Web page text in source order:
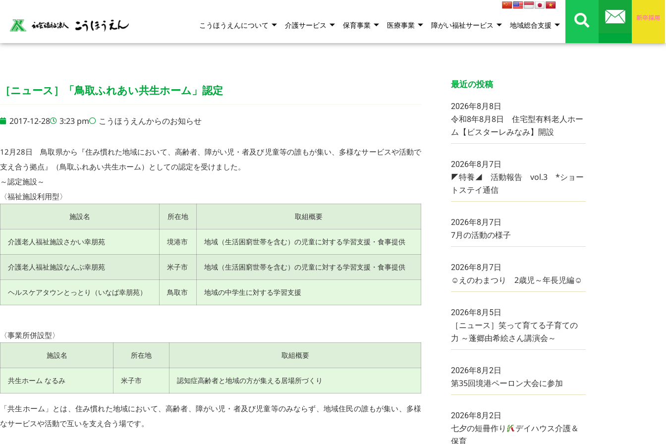
こうほうえんについて 介護サービス 保育事業 医療事業 障がい福祉サービス 地域総合支援
［ニュース］「鳥取ふれあい共生ホーム」認定
2017-12-28 3:23 pm こうほうえんからのお知らせ
12月28日 鳥取県から『住み慣れた地域において、高齢者、障がい児・者及び児童等の誰もが集い、多様なサービスや活動で
支え合う拠点』（鳥取ふれあい共生ホーム）としての認定を受けました。
～認定施設～
〈福祉施設利用型〉
施設名 所在地 取組概要
介護老人福祉施設さかい幸朋苑 境港市 地域（生活困窮世帯を含む）の児童に対する学習支援・食事提供
介護老人福祉施設なんぶ幸朋苑 米子市 地域（生活困窮世帯を含む）の児童に対する学習支援・食事提供
ヘルスケアタウンとっとり（いなば幸朋苑） 鳥取市 地域の中学生に対する学習支援
〈事業所併設型〉
施設名 所在地 取組概要
共生ホーム なるみ 米子市 認知症高齢者と地域の方が集える居場所づくり
「共生ホーム」とは、住み慣れた地域において、高齢者、障がい児・者及び児童等のみならず、地域住民の誰もが集い、多様
なサービスや活動で互いを支え合う場です。
最近の投稿
2026年8月8日
令和8年8月8日 住宅型有料老人ホー
ム【ビスターレみなみ】開設
2026年8月7日
◤特養◢ 活動報告 vol.3 *ショー
トステイ通信
2026年8月7日
7月の活動の様子
2026年8月7日
☺えのわまつり 2歳児～年長児編☺
2026年8月5日
［ニュース］笑って育てる子育ての
力 ～蓬郷由希絵さん講演会～
2026年8月2日
第35回境港ペーロン大会に参加
2026年8月2日
七夕の短冊作り
デイハウス介護＆
保育